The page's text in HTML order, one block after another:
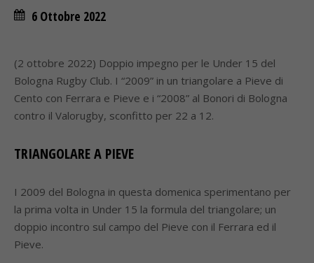
6 Ottobre 2022
(2 ottobre 2022) Doppio impegno per le Under 15 del
Bologna Rugby Club. I “2009” in un triangolare a Pieve di
Cento con Ferrara e Pieve e i “2008” al Bonori di Bologna
contro il Valorugby, sconfitto per 22 a 12.
TRIANGOLARE A PIEVE
I 2009 del Bologna in questa domenica sperimentano per
la prima volta in Under 15 la formula del triangolare; un
doppio incontro sul campo del Pieve con il Ferrara ed il
Pieve.